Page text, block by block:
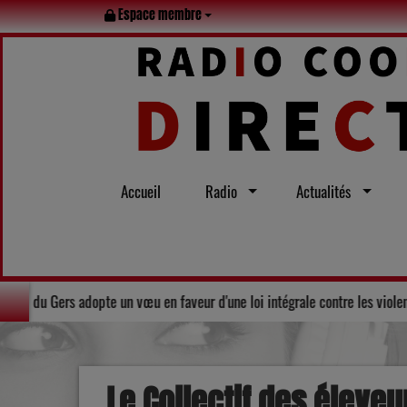
Espace membre
Accueil Radio Actualités
Solidarité : Le Conseil départemental du Gers adopte